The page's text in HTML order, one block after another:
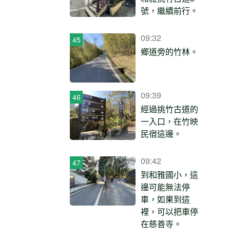
號，繼續前行。
09:32
鄉道旁的竹林。
09:39
經過挑竹古道的
一入口，在竹映
民宿這邊。
09:42
到和雅國小，這
邊可能無法停
車，如果到這
裡，可以把車停
在慈善寺。